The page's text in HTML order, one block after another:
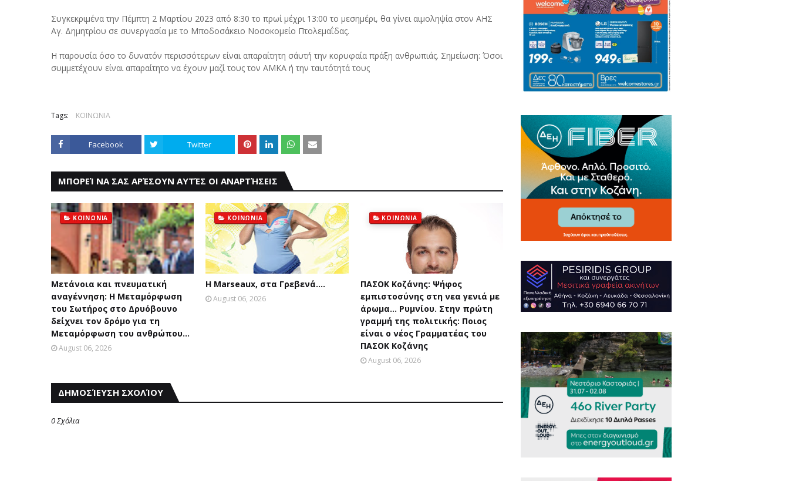
Συγκεκριμένα την Πέμπτη 2 Μαρτίου 2023 από 8:30 το πρωί μέχρι 13:00 το μεσημέρι, θα γίνει αιμοληψία στον ΑΗΣ
Αγ. Δημητρίου σε συνεργασία με το Μποδοσάκειο Νοσοκομείο Πτολεμαΐδας.
Η παρουσία όσο το δυνατόν περισσότερων είναι απαραίτητη σ΄αυτή την κορυφαία πράξη ανθρωπιάς. Σημείωση: Όσοι
συμμετέχουν είναι απαραίτητο να έχουν μαζί τους τον ΑΜΚΑ ή την ταυτότητά τους
Tags: ΚΟΙΝΩΝΙΑ
Facebook Twitter
ΜΠΟΡΕΊ ΝΑ ΣΑΣ ΑΡΈΣΟΥΝ ΑΥΤΈΣ ΟΙ ΑΝΑΡΤΉΣΕΙΣ
ΚΟΙΝΩΝΙΑ
Μετάνοια και πνευματική
αναγέννηση: Η Μεταμόρφωση
του Σωτήρος στο Δρυόβουνο
δείχνει τον δρόμο για τη
Μεταμόρφωση του ανθρώπου...
August 06, 2026
ΚΟΙΝΩΝΙΑ
Η Marseaux, στα Γρεβενά….
August 06, 2026
ΚΟΙΝΩΝΙΑ
ΠΑΣΟΚ Κοζάνης: Ψήφος
εμπιστοσύνης στη νεα γενιά με
άρωμα... Ρυμνίου. Στην πρώτη
γραμμή της πολιτικής: Ποιος
είναι ο νέος Γραμματέας του
ΠΑΣΟΚ Κοζάνης
August 06, 2026
ΔΗΜΟΣΊΕΥΣΗ ΣΧΟΛΊΟΥ
0 Σχόλια